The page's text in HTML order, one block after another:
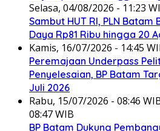
Selasa, 04/08/2026 - 11:23
Sambut HUT RI, PLN Batam
Daya Rp81 Ribu hingga 20
Kamis, 16/07/2026 - 14:45
Peremajaan Underpass
Penyelesaian, BP Batam
Juli 2026
Rabu, 15/07/2026 - 08:46
08:47 WIB
BP Batam Dukung